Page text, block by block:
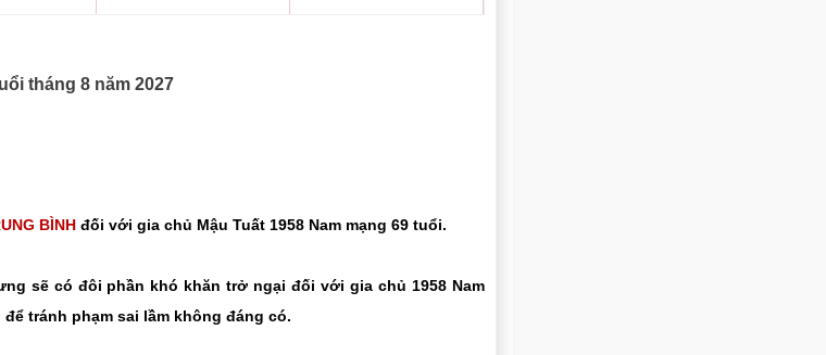
tháng 8 năm 2027
BÌNH đối với gia chủ Mậu Tuất 1958 Nam mạng 69 tuổi.
sẽ có đôi phần khó khăn trở ngại đối với gia chủ 1958 Nam
tránh phạm sai lầm không đáng có.